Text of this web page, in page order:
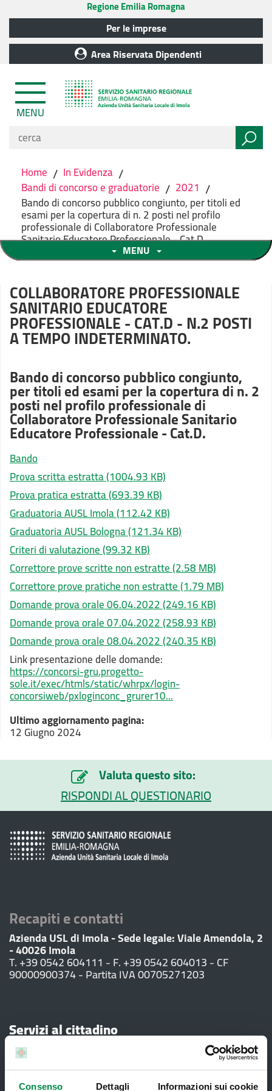
Consenso Dettagli Informazioni sui cookie
Regione Emilia Romagna
Per le imprese
Area Riservata Dipendenti
MENU
Home / In Evidenza /
Bandi di concorso e graduatorie / 2021 /
Bando di concorso pubblico congiunto, per titoli ed
esami per la copertura di n. 2 posti nel profilo
professionale di Collaboratore Professionale
Sanitario Educatore Professionale - Cat.D.
MENU
COLLABORATORE PROFESSIONALE
SANITARIO EDUCATORE
PROFESSIONALE - CAT.D - N.2 POSTI
A TEMPO INDETERMINATO.
Bando di concorso pubblico congiunto,
per titoli ed esami per la copertura di n. 2
posti nel profilo professionale di
Collaboratore Professionale Sanitario
Educatore Professionale - Cat.D.
Bando
Prova scritta estratta(1004.93 KB)
Prova pratica estratta(693.39 KB)
Graduatoria AUSL Imola(112.42 KB)
Graduatoria AUSL Bologna(121.34 KB)
Criteri di valutazione(99.32 KB)
Correttore prove scritte non estratte(2.58 MB)
Correttore prove pratiche non estratte(1.79 MB)
Domande prova orale 06.04.2022(249.16 KB)
Domande prova orale 07.04.2022(258.93 KB)
Domande prova orale 08.04.2022(240.35 KB)
Link presentazione delle domande:
https://concorsi-gru.progetto-
sole.it/exec/htmls/static/whrpx/login-
concorsiweb/pxloginconc_grurer10...
Ultimo aggiornamento pagina:
12 Giugno 2024
Valuta questo sito:
RISPONDI AL QUESTIONARIO
Recapiti e contatti
Azienda USL di Imola - Sede legale: Viale Amendola, 2
- 40026 Imola
T. +39 0542 604111 - F. +39 0542 604013 - CF
90000900374 - Partita IVA 00705271203
Servizi al cittadino
Ambulatori di Continuità Assistenziale
e CAU